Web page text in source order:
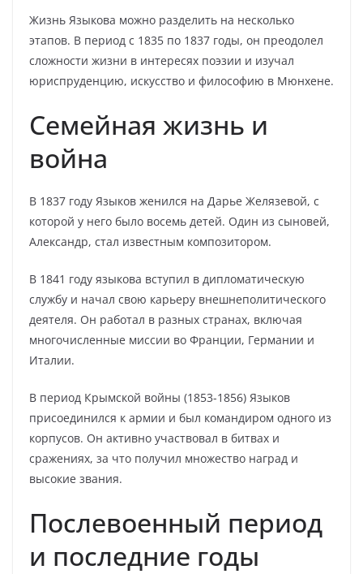
Жизнь Языкова можно разделить на несколько
этапов. В период с 1835 по 1837 годы, он преодолел
сложности жизни в интересях поэзии и изучал
юриспруденцию, искусство и философию в Мюнхене.
Семейная жизнь и
война
В 1837 году Языков женился на Дарье Желязевой, с
которой у него было восемь детей. Один из сыновей,
Александр, стал известным композитором.
В 1841 году языкова вступил в дипломатическую
службу и начал свою карьеру внешнеполитического
деятеля. Он работал в разных странах, включая
многочисленные миссии во Франции, Германии и
Италии.
В период Крымской войны (1853-1856) Языков
присоединился к армии и был командиром одного из
корпусов. Он активно участвовал в битвах и
сражениях, за что получил множество наград и
высокие звания.
Послевоенный период
и последние годы